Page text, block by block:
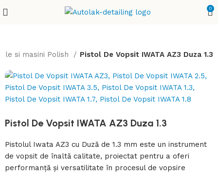
0
si masini Polish Pistol De Vopsit IWATA AZ3 Duza 1.3
Pistol De Vopsit IWATA AZ3 Duza 1.3
Pistolul Iwata AZ3 cu Duză de 1.3 mm este un instrument
de vopsit de înaltă calitate, proiectat pentru a oferi
performanță și versatilitate în procesul de vopsire